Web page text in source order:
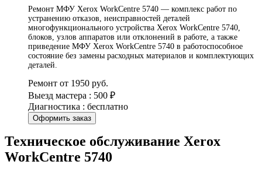
Ремонт МФУ Xerox WorkCentre 5740 — комплекс работ по
устранению отказов, неисправностей деталей
многофункционального устройства Xerox WorkCentre 5740,
блоков, узлов аппаратов или отклонений в работе, а также
приведение МФУ Xerox WorkCentre 5740 в работоспособное
состояние без замены расходных материалов и комплектующих
деталей.
Ремонт от 1950 руб.
Выезд мастера : 500 ₽
Диагностика : бесплатно
Оформить заказ
Техническое обслуживание Xerox
WorkCentre 5740